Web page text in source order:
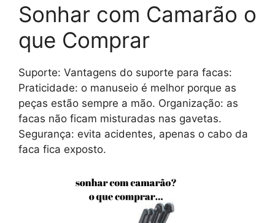
Sonhar com Camarão o
que Comprar
Suporte: Vantagens do suporte para facas:
Praticidade: o manuseio é melhor porque as
peças estão sempre a mão. Organização: as
facas não ficam misturadas nas gavetas.
Segurança: evita acidentes, apenas o cabo da
faca fica exposto.